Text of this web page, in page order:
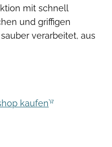
mit schnell
und griffigen
verarbeitet, aus
kaufen